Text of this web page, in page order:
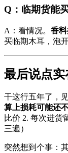
Q：临期货能
A：看情况。 香
买临期木耳，泡
最后说点实
干这行五年了，
算上损耗可能还
比价 2. 每次进货
三遍）
突然想到个事：